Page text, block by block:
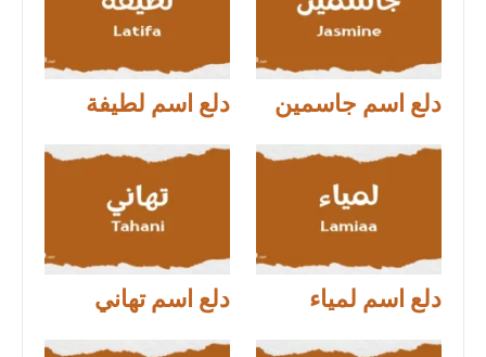
دلع اسم جاسمين دلع اسم لطيفة
دلع اسم لمياء دلع اسم تهاني